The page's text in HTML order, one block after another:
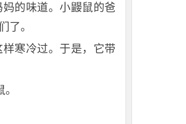
的味道。小鼹鼠的爸
了。
寒冷过。于是，它带